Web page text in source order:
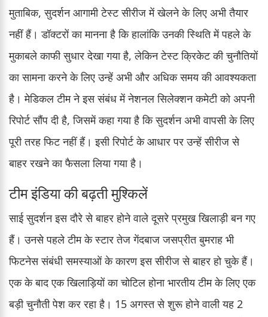
मुताबिक, सुदर्शन आगामी टेस्ट सीरीज में खेलने के लिए अभी तैयार
नहीं हैं। डॉक्टरों का मानना है कि हालांकि उनकी स्थिति में पहले के
मुकाबले काफी सुधार देखा गया है, लेकिन टेस्ट क्रिकेट की चुनौतियों
का सामना करने के लिए उन्हें अभी और अधिक समय की आवश्यकता
है। मेडिकल टीम ने इस संबंध में नेशनल सिलेक्शन कमेटी को अपनी
रिपोर्ट सौंप दी है, जिसमें कहा गया है कि सुदर्शन अभी वापसी के लिए
पूरी तरह फिट नहीं हैं। इसी रिपोर्ट के आधार पर उन्हें सीरीज से
बाहर रखने का फैसला लिया गया है।
टीम इंडिया की बढ़ती मुश्किलें
साई सुदर्शन इस दौरे से बाहर होने वाले दूसरे प्रमुख खिलाड़ी बन गए
हैं। उनसे पहले टीम के स्टार तेज गेंदबाज जसप्रीत बुमराह भी
फिटनेस संबंधी समस्याओं के कारण इस सीरीज से बाहर हो चुके हैं।
एक के बाद एक खिलाड़ियों का चोटिल होना भारतीय टीम के लिए एक
बड़ी चुनौती पेश कर रहा है। 15 अगस्त से शुरू होने वाली यह 2